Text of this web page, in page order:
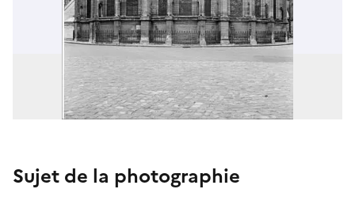
Sujet de la photographie